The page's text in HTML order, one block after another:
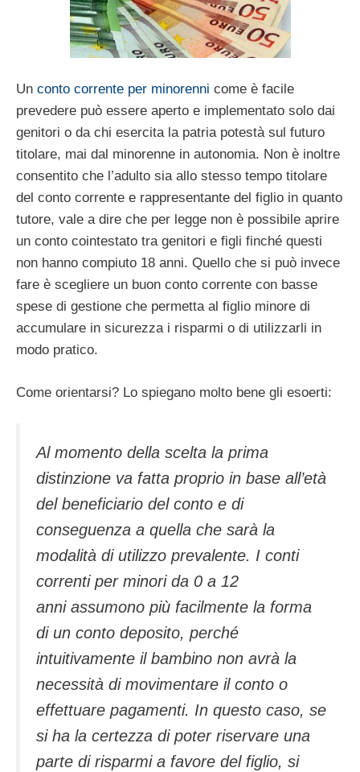
Un conto corrente per minorenni come è facile
prevedere può essere aperto e implementato solo dai
genitori o da chi esercita la patria potestà sul futuro
titolare, mai dal minorenne in autonomia. Non è inoltre
consentito che l’adulto sia allo stesso tempo titolare
del conto corrente e rappresentante del figlio in quanto
tutore, vale a dire che per legge non è possibile aprire
un conto cointestato tra genitori e figli finché questi
non hanno compiuto 18 anni. Quello che si può invece
fare è scegliere un buon conto corrente con basse
spese di gestione che permetta al figlio minore di
accumulare in sicurezza i risparmi o di utilizzarli in
modo pratico.
Come orientarsi? Lo spiegano molto bene gli esoerti:
Al momento della scelta la prima
distinzione va fatta proprio in base all’età
del beneficiario del conto e di
conseguenza a quella che sarà la
modalità di utilizzo prevalente. I conti
correnti per minori da 0 a 12
anni assumono più facilmente la forma
di un conto deposito, perché
intuitivamente il bambino non avrà la
necessità di movimentare il conto o
effettuare pagamenti. In questo caso, se
si ha la certezza di poter riservare una
parte di risparmi a favore del figlio, si